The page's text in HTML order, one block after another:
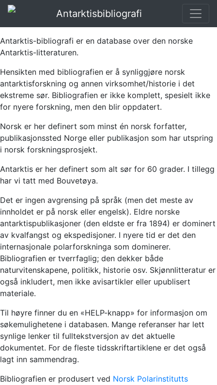
Antarktisbibliografi
Antarktis-bibliografi er en database over den norske
Antarktis-litteraturen.
Hensikten med bibliografien er å synliggjøre norsk
antarktisforskning og annen virksomhet/historie i det
ekstreme sør. Bibliografien er ikke komplett, spesielt ikke
for nyere forskning, men den blir oppdatert.
Norsk er her definert som minst én norsk forfatter,
publikasjonssted Norge eller publikasjon som har utspring
i norsk forskningsprosjekt.
Antarktis er her definert som alt sør for 60 grader. I tillegg
har vi tatt med Bouvetøya.
Det er ingen avgrensing på språk (men det meste av
innholdet er på norsk eller engelsk). Eldre norske
antarktispublikasjoner (den eldste er fra 1894) er dominert
av kvalfangst og ekspedisjoner. I nyere tid er det den
internasjonale polarforskninga som dominerer.
Bibliografien er tverrfaglig; den dekker både
naturvitenskapene, politikk, historie osv. Skjønnlitteratur er
også inkludert, men ikke avisartikler eller upublisert
materiale.
Til høyre finner du en «HELP-knapp» for informasjon om
søkemulighetene i databasen. Mange referanser har lett
synlige lenker til fulltekstversjon av det aktuelle
dokumentet. For de fleste tidsskriftartiklene er det også
lagt inn sammendrag.
Bibliografien er produsert ved Norsk Polarinstitutts